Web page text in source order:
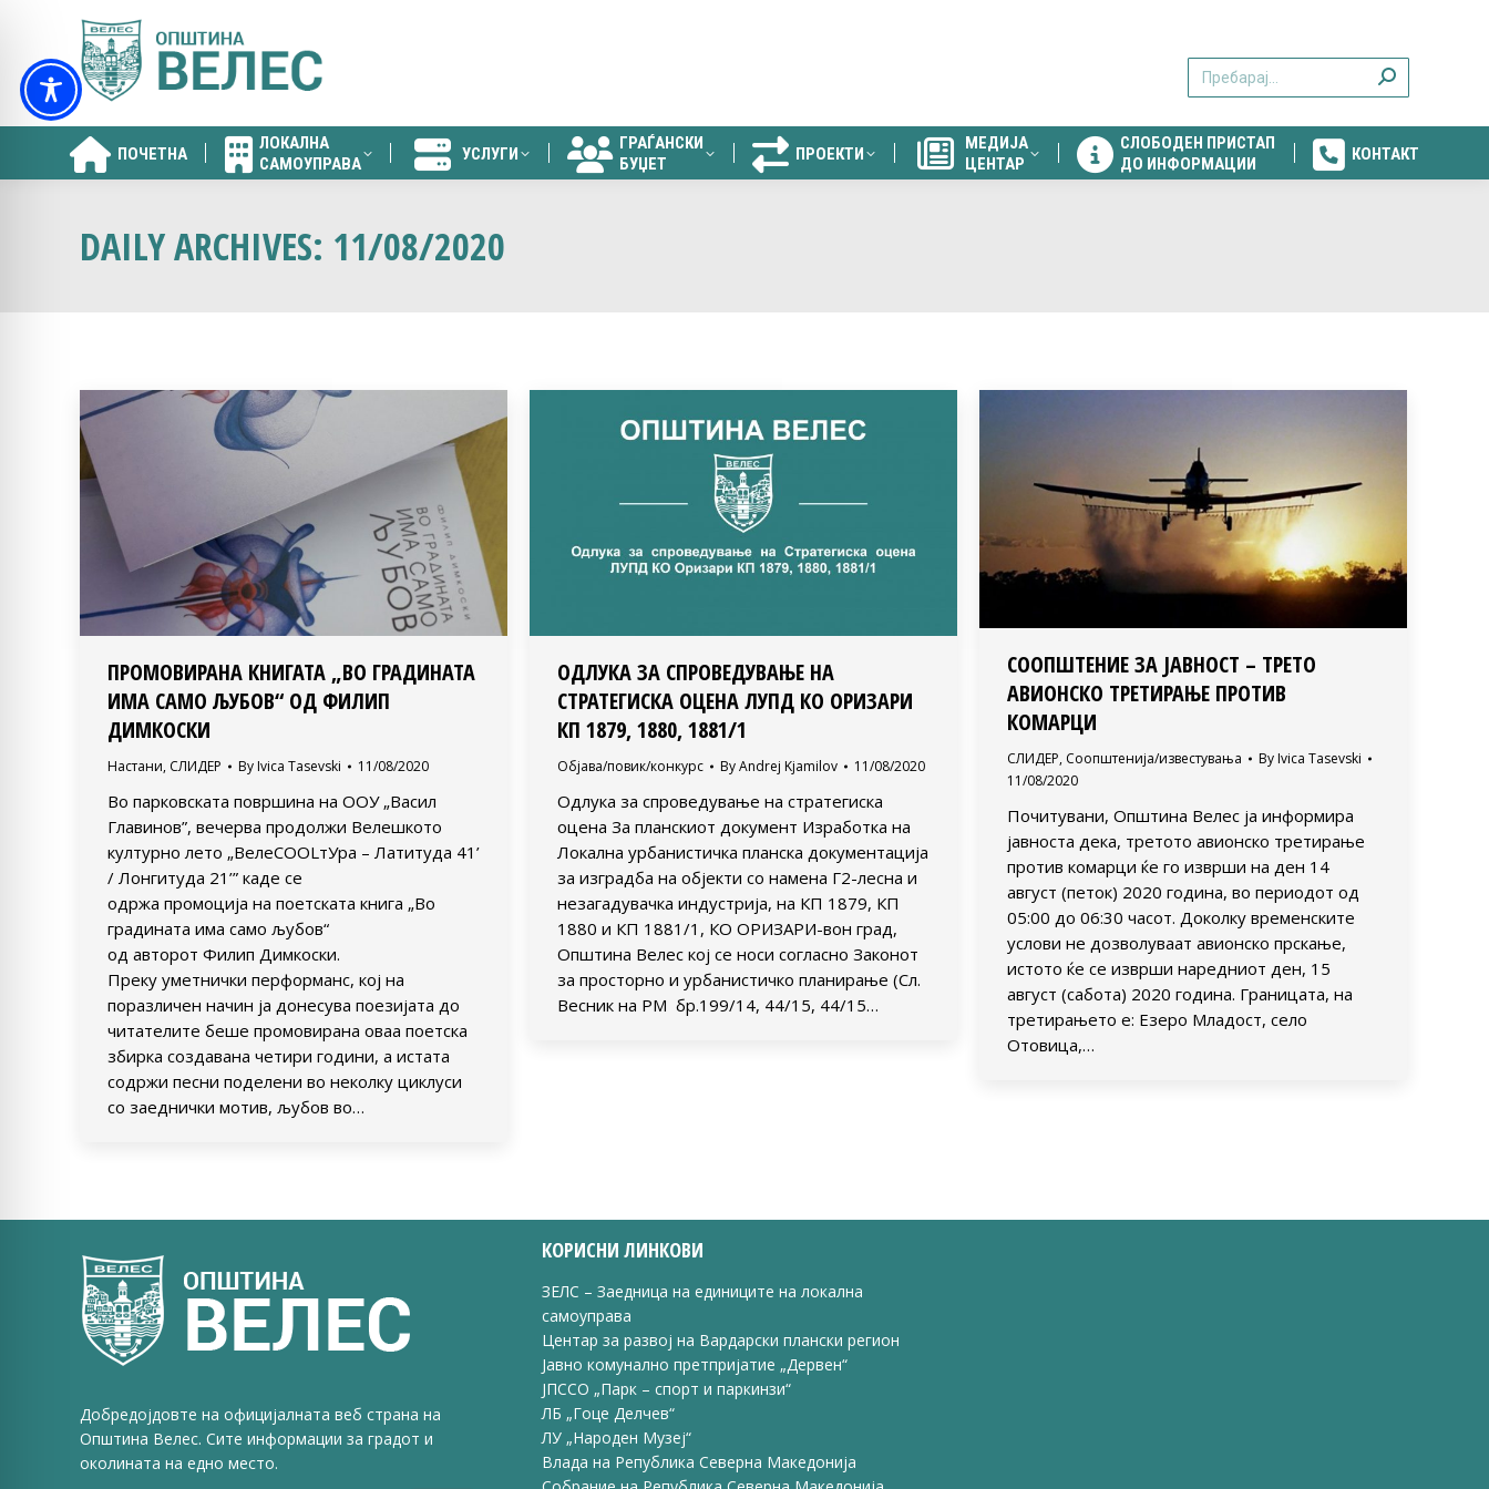
ПОЧЕТНА
ЛОКАЛНА
САМОУПРАВА
УСЛУГИ
ГРАЃАНСКИ
БУЏЕТ
ПРОЕКТИ
МЕДИЈА
ЦЕНТАР
СЛОБОДЕН ПРИСТАП
ДО ИНФОРМАЦИИ
КОНТАКТ
DAILY ARCHIVES: 11/08/2020
ПРОМОВИРАНА КНИГАТА „ВО ГРАДИНАТА
ИМА САМО ЉУБОВ“ ОД ФИЛИП
ДИМКОСКИ
Настани, СЛИДЕР By Ivica Tasevski 11/08/2020
Во парковската површина на ООУ „Васил
Главинов”, вечерва продолжи Велешкото
културно лето „ВелеСOOLтУра – Латитуда 41’
/ Лонгитуда 21’” каде се
одржа промоција на поетската книга „Во
градината има само љубов“
од авторот Филип Димкоски.
Преку уметнички перформанс, кој на
поразличен начин ја донесува поезијата до
читателите беше промовирана оваа поетска
збирка создавана четири години, а истата
содржи песни поделени во неколку циклуси
со заеднички мотив, љубов во…
ОДЛУКА ЗА СПРОВЕДУВАЊЕ НА
СТРАТЕГИСКА ОЦЕНА ЛУПД КО ОРИЗАРИ
КП 1879, 1880, 1881/1
Објава/повик/конкурс ByAndrej Kjamilov 11/08/2020
Одлука за спроведување на стратегиска
оцена За планскиот документ Изработка на
Локална урбанистичка планска документација
за изградба на објекти со намена Г2-лесна и
незагадувачка индустрија, на КП 1879, КП
1880 и КП 1881/1, КО ОРИЗАРИ-вон град,
Општина Велес кој се носи согласно Законот
за просторно и урбанистичко планирање (Сл.
Весник на РМ бр.199/14, 44/15, 44/15…
СООПШТЕНИЕ ЗА ЈАВНОСТ – ТРЕТО
АВИОНСКО ТРЕТИРАЊЕ ПРОТИВ
КОМАРЦИ
СЛИДЕР, Соопштенија/известувања By Ivica Tasevski
11/08/2020
Почитувани, Општина Велес ја информира
јавноста дека, третото авионско третирање
против комарци ќе го изврши на ден 14
август (петок) 2020 година, во периодот од
05:00 до 06:30 часот. Доколку временските
услови не дозволуваат авионско прскање,
истото ќе се изврши наредниот ден, 15
август (сабота) 2020 година. Границата, на
третирањето е: Езеро Младост, село
Отовица,…
Добредојдовте на официјалната веб страна на
Општина Велес. Сите информации за градот и
околината на едно место.
КОРИСНИ ЛИНКОВИ
ЗЕЛС – Заедница на единиците на локална
самоуправа
Центар за развој на Вардарски плански регион
Јавно комунално претпријатие „Дервен“
ЈПССО „Парк – спорт и паркинзи“
ЛБ „Гоце Делчев“
ЛУ „Народен Музеј“
Влада на Република Северна Македонија
ПОЧЕТНА